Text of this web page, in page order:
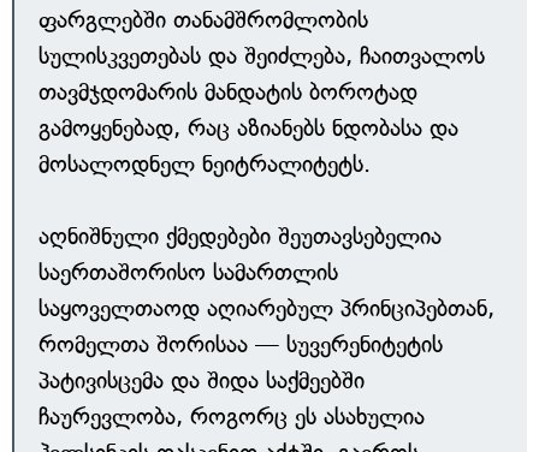
ფარგლებში თანამშრომლობის
სულისკვეთებას და შეიძლება, ჩაითვალოს
თავმჯდომარის მანდატის ბოროტად
გამოყენებად, რაც აზიანებს ნდობასა და
მოსალოდნელ ნეიტრალიტეტს.
აღნიშნული ქმედებები შეუთავსებელია
საერთაშორისო სამართლის
საყოველთაოდ აღიარებულ პრინციპებთან,
რომელთა შორისაა — სუვერენიტეტის
პატივისცემა და შიდა საქმეებში
ჩაურევლობა, როგორც ეს ასახულია